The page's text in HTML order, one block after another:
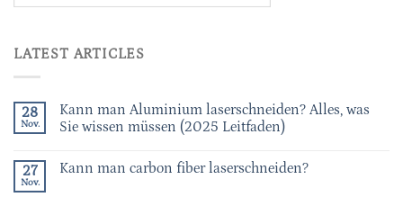
LATEST ARTICLES
28
Nov.
Kann man Aluminium laserschneiden? Alles, was
Sie wissen müssen (2025 Leitfaden)
27
Nov.
Kann man carbon fiber laserschneiden?